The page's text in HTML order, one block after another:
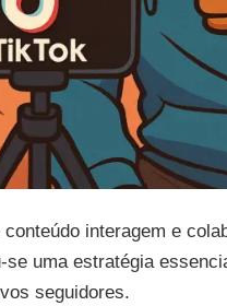
interagem e
uma estratégia
seguidores.